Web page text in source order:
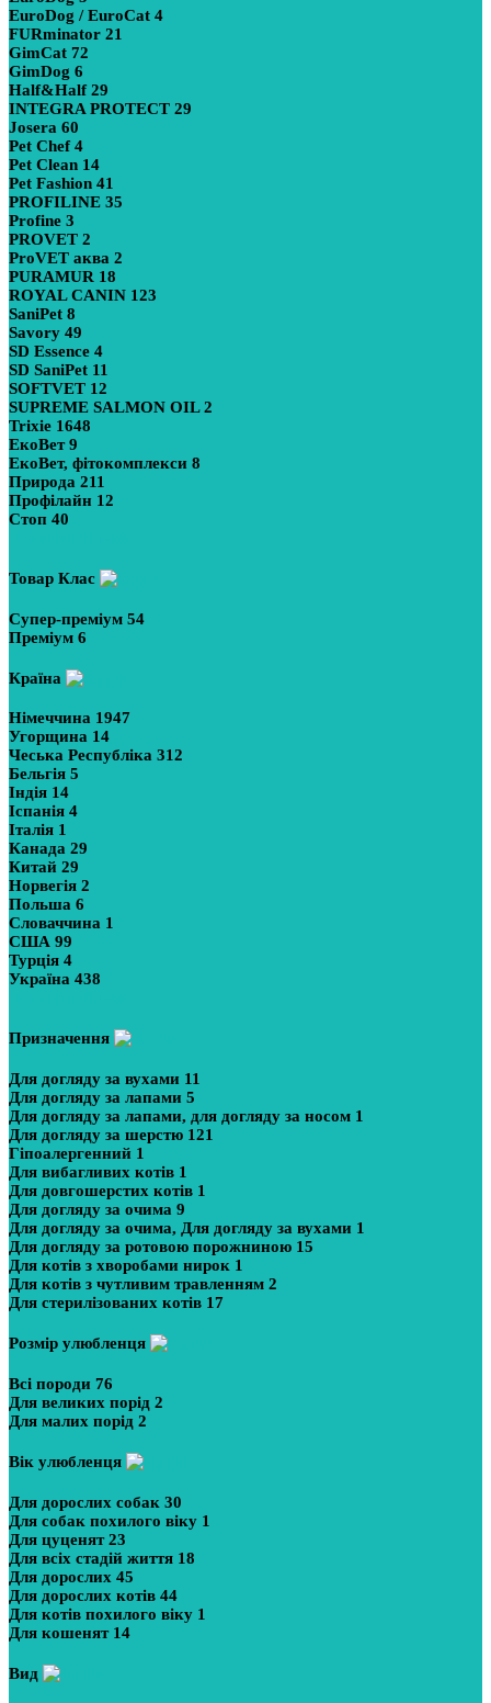
EuroDog / EuroCat 4
FURminator 21
GimCat 72
GimDog 6
Half&Half 29
INTEGRA PROTECT 29
Josera 60
Pet Chef 4
Pet Clean 14
Pet Fashion 41
PROFILINE 35
Profine 3
PROVET 2
ProVET аква 2
PURAMUR 18
ROYAL CANIN 123
SaniPet 8
Savory 49
SD Essence 4
SD SaniPet 11
SOFTVET 12
SUPREME SALMON OIL2
Trixie 1648
ЕкоВет9
ЕкоВет, фітокомплекси 8
Природа 211
Профілайн 12
Стоп 40
Товар Клас
Супер-преміум 54
Преміум 6
Країна
Німеччина 1947
Угорщина 14
Чеська Республіка 312
Бельгія 5
Індія 14
Іспанія 4
Італія 1
Канада 29
Китай 29
Норвегія 2
Польша 6
Словаччина 1
США 99
Турція 4
Україна 438
Призначення
Для догляду за вухами 11
Для догляду за лапами 5
Для догляду за лапами, для догляду за носом 1
Для догляду за шерстю 121
Гіпоалергенний 1
Для вибагливих котів 1
Для довгошерстих котів 1
Для догляду за очима 9
Для догляду за очима, Для догляду за вухами 1
Для догляду за ротовою порожниною 15
Для котів з хворобами нирок 1
Для котів з чутливим травленням 2
Для стерилізованих котів 17
Розмір улюбленця
Всі породи 76
Для великих порід 2
Для малих порід 2
Вік улюбленця
Для дорослих собак 30
Для собак похилого віку 1
Для цуценят23
Для всіх стадій життя 18
Для дорослих 45
Для дорослих котів 44
Для котів похилого віку 1
Для кошенят 14
Вид